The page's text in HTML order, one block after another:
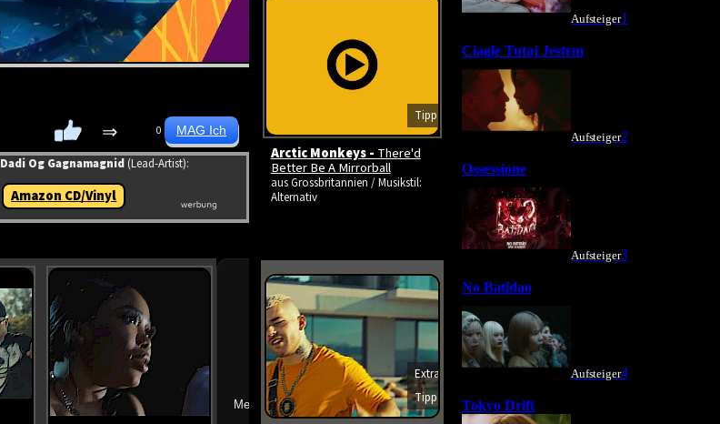
⇒ 0
Dadi Og Gagnamagnid(Lead-Artist):
Amazon CD/Vinyl
➔
Mehr neue Vids ansehen
Tipp
Arctic Monkeys - There'd
Better Be A Mirrorball
aus Grossbritannien / Musikstil:
Alternativ
Extra
Tipp